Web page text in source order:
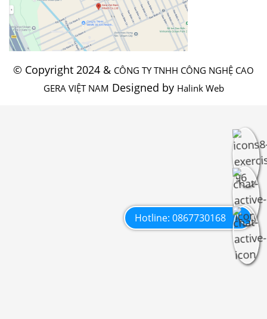
© Copyright 2024 & CÔNG TY TNHH CÔNG NGHỆ CAO
GERA VIỆT NAM Designed by Halink Web
Hotline: 0867730168